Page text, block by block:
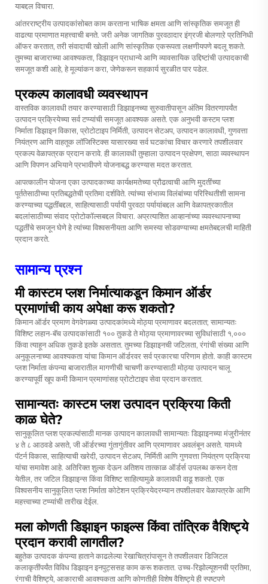
याबद्दल विचारा.
आंतरराष्ट्रीय उत्पादकांसोबत काम करताना भाषिक क्षमता आणि सांस्कृतिक समजूत ही
वाढत्या प्रमाणात महत्त्वाची बनते. जरी अनेक जागतिक पुरवठादार इंग्रजी बोलणाऱे प्रतिनिधी
ऑफर करतात, तरी संवादाची खोली आणि सांस्कृतिक एकरूपता लक्षणीयपणे बदलू शकते.
तुमच्या बाजाराच्या आवश्यकता, डिझाइन प्राधान्ये आणि व्यावसायिक उद्दिष्टांची उत्पादकाची
समजूत कशी आहे, हे मूल्यांकन करा, जेणेकरून सहकार्य सुरळीत पार पडेल.
प्रकल्प कालावधी व्यवस्थापन
वास्तविक कालावधी तयार करण्यासाठी डिझाइनच्या सुरुवातीपासून अंतिम वितरणापर्यंत
उत्पादन प्रक्रियेच्या सर्व टप्प्यांची समजूत आवश्यक असते. एक अनुभवी कस्टम प्लश
निर्माता डिझाइन विकास, प्रोटोटाइप निर्मिती, उत्पादन सेटअप, उत्पादन कालावधी, गुणवत्ता
नियंत्रण आणि वाहतूक लॉजिस्टिक्स यासारख्या सर्व घटकांचा विचार करणारे तपशीलवार
प्रकल्प वेळापत्रक प्रदान करावे. ही कालावधी तुम्हाला उत्पादन प्रक्षेपण, साठा व्यवस्थापन
आणि विपणन अभियाने प्रभावीपणे योजनाबद्ध करण्यास मदत करतात.
आपत्कालीन योजना एका उत्पादकाच्या कार्यक्षमतेच्या प्रौढत्वाची आणि मुदतींच्या
पूर्ततेसाठीच्या प्रतिबद्धतेची प्रतिमा दर्शविते. त्यांच्या संभाव्य विलंबांच्या परिस्थितीशी सामना
करण्याच्या पद्धतींबद्दल, साहित्यासाठी पर्यायी पुरवठा पर्यायांबद्दल आणि वेळापत्रकातील
बदलांसाठीच्या संवाद प्रोटोकॉल्सबद्दल विचारा. अप्रत्याशित आव्हानांच्या व्यवस्थापनाच्या
पद्धतींचे समजून घेणे हे त्यांच्या विश्वसनीयता आणि समस्या सोडवण्याच्या क्षमतेबद्दलची माहिती
प्रदान करते.
सामान्य प्रश्न
मी कास्टम प्लश निर्मात्याकडून किमान ऑर्डर
प्रमाणांची काय अपेक्षा करू शकतो?
किमान ऑर्डर प्रमाण वेगवेगळ्या उत्पादकांमध्ये मोठ्या प्रमाणावर बदलतात; सामान्यतः
विशिष्ट लहान-बॅच उत्पादकांसाठी १०० तुकडे ते मोठ्या प्रमाणावरच्या सुविधांसाठी १,०००
किंवा त्याहून अधिक तुकडे इतके असतात. तुमच्या डिझाइनची जटिलता, रंगांची संख्या आणि
अनुकूलनाच्या आवश्यकता यांचा किमान ऑर्डरवर सर्व प्रकारचा परिणाम होतो. काही कास्टम
प्लश निर्माता कंपन्या बाजारातील मागणीची चाचणी करण्यासाठी मोठ्या उत्पादन चालू
करण्यापूर्वी खूप कमी किमान प्रमाणांसह प्रोटोटाइप सेवा प्रदान करतात.
सामान्यतः कास्टम प्लश उत्पादन प्रक्रिया किती
काळ घेते?
सानुकूलित प्लश प्रकल्पांसाठी मानक उत्पादन कालावधी सामान्यतः डिझाइनच्या मंजुरीनंतर
४ ते ८ आठवडे असते, जी ऑर्डरच्या गुंतागुंतीवर आणि प्रमाणावर अवलंबून असते. यामध्ये
पॅटर्न विकास, साहित्याची खरेदी, उत्पादन सेटअप, निर्मिती आणि गुणवत्ता नियंत्रण प्रक्रिया
यांचा समावेश आहे. अतिरिक्त शुल्क देऊन अतिशय तात्काळ ऑर्डर्स उपलब्ध करून देता
येतील, तर जटिल डिझाइन्स किंवा विशिष्ट साहित्यामुळे कालावधी वाढू शकतो. एक
विश्वसनीय सानुकूलित प्लश निर्माता कोटेशन प्रक्रियेदरम्यान तपशीलवार वेळापत्रके आणि
महत्त्वाच्या टप्प्यांची तारीख देईल.
मला कोणती डिझाइन फाइल्स किंवा तांत्रिक वैशिष्ट्ये
प्रदान करावी लागतील?
बहुतेक उत्पादक कंपन्या हाताने काढलेल्या रेखाचित्रांपासून ते तपशीलवार डिजिटल
कलाकृतींपर्यंत विविध डिझाइन इनपुट्ससह काम करू शकतात. उच्च-रिझोल्यूशनची प्रतिमा,
रंगाची वैशिष्ट्ये, आकाराची आवश्यकता आणि कोणतीही विशेष वैशिष्ट्ये ही स्पष्टपणे